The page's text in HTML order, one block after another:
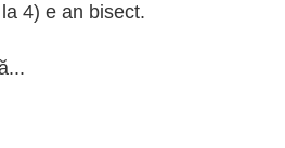
4) e an bisect.